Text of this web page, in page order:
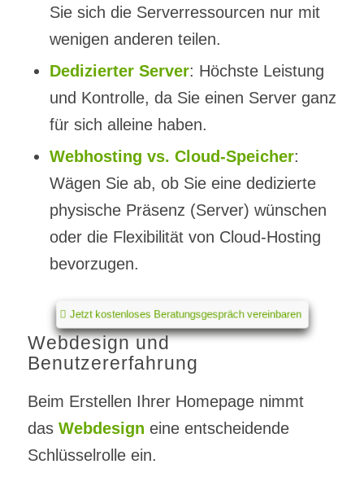
Sie sich die Serverressourcen nur mit
wenigen anderen teilen.
Dedizierter Server: Höchste Leistung
und Kontrolle, da Sie einen Server ganz
für sich alleine haben.
Webhosting vs. Cloud-Speicher:
Wägen Sie ab, ob Sie eine dedizierte
physische Präsenz (Server) wünschen
oder die Flexibilität von Cloud-Hosting
bevorzugen.
Jetzt kostenloses Beratungsgespräch vereinbaren
Webdesign und
Benutzererfahrung
Beim Erstellen Ihrer Homepage nimmt
das Webdesign eine entscheidende
Schlüsselrolle ein.